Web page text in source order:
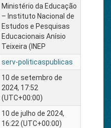
Ministério da Educação
– Instituto Nacional de
Estudos e Pesquisas
Educacionais Anísio
Teixeira (INEP
serv-politicaspublicas
10 de setembro de
2024, 17:52
(UTC+00:00)
10 de julho de 2024,
16:22 (UTC+00:00)